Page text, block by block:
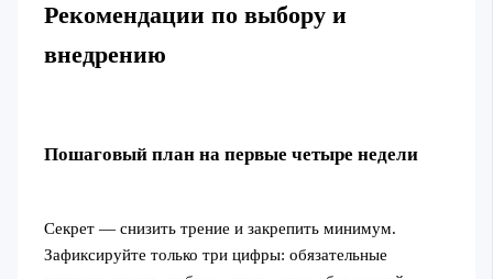
Рекомендации по выбору и
внедрению
Пошаговый план на первые четыре недели
Секрет — снизить трение и закрепить минимум.
Зафиксируйте только три цифры: обязательные